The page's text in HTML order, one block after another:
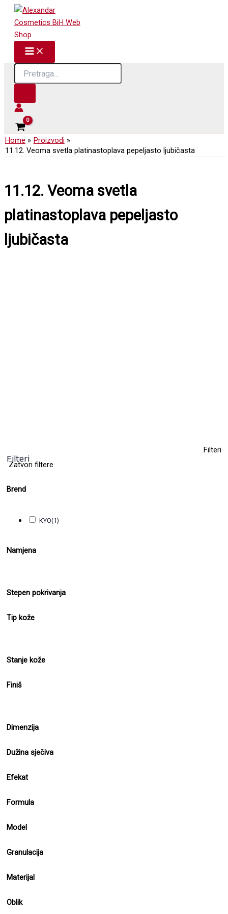
Skip
content
Products
search
Home
Proizvodi
11.12. Veoma svetla platinastoplava pepeljasto ljubičasta
Filteri
Filteri
Zatvori filtere
Brend
KYO(1)
Namjena
Stepen pokrivanja
Tip kože
Stanje kože
Finiš
Dimenzija
Dužina sječiva
Efekat
Formula
Model
Granulacija
Materijal
Oblik
11.12. Veoma svetla
platinastoplava pepeljasto
ljubičasta